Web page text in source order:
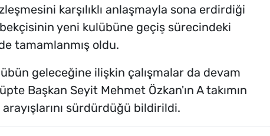
karşılıklı anlaşmayla sona erdirdiği
yeni kulübüne geçiş sürecindeki
tamamlanmış oldu.
geleceğine ilişkin çalışmalar da devam
Başkan Seyit Mehmet Özkan'ın A takımın
sürdürdüğü bildirildi.